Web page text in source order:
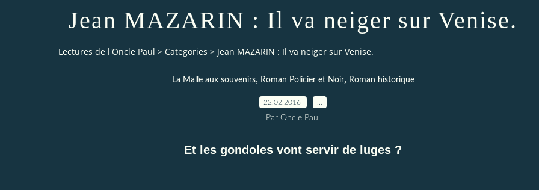
Jean MAZARIN : Il va neiger sur Venise.
Lectures de l'Oncle Paul > Categories > Jean MAZARIN : Il va neiger sur Venise.
La Malle aux souvenirs, Roman Policier et Noir, Roman historique
22.02.2016
Par Oncle Paul
Et les gondoles vont servir de luges ?